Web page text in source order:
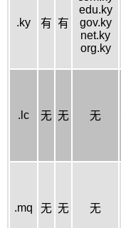
.ky 有 有
edu.ky
gov.ky
net.ky
org.ky
.lc 无 无 无
.mq 无 无 无